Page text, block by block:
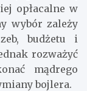
opłacalne w
wybór zależy
budżetu i
rozważyć
mądrego
bojlera.